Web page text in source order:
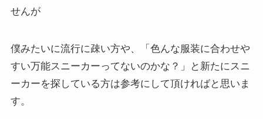
せんが
僕みたいに流行に疎い方や、「色んな服装に合わせや
すい万能スニーカーってないのかな？」と新たにスニ
ーカーを探している方は参考にして頂ければと思いま
す。